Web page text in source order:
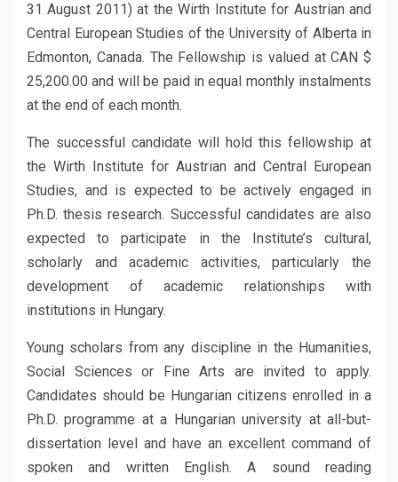
31 August 2011) at the Wirth Institute for Austrian and
Central European Studies of the University of Alberta in
Edmonton, Canada. The Fellowship is valued at CAN $
25,200.00 and will be paid in equal monthly instalments
at the end of each month.
The successful candidate will hold this fellowship at
the Wirth Institute for Austrian and Central European
Studies, and is expected to be actively engaged in
Ph.D. thesis research. Successful candidates are also
expected to participate in the Institute’s cultural,
scholarly and academic activities, particularly the
development of academic relationships with
institutions in Hungary.
Young scholars from any discipline in the Humanities,
Social Sciences or Fine Arts are invited to apply.
Candidates should be Hungarian citizens enrolled in a
Ph.D. programme at a Hungarian university at all-but-
dissertation level and have an excellent command of
spoken and written English. A sound reading